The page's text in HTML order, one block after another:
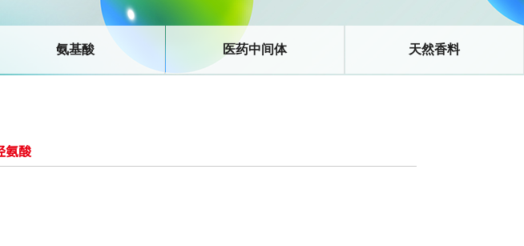
氨基酸 医药中间体 天然香料
氨酸